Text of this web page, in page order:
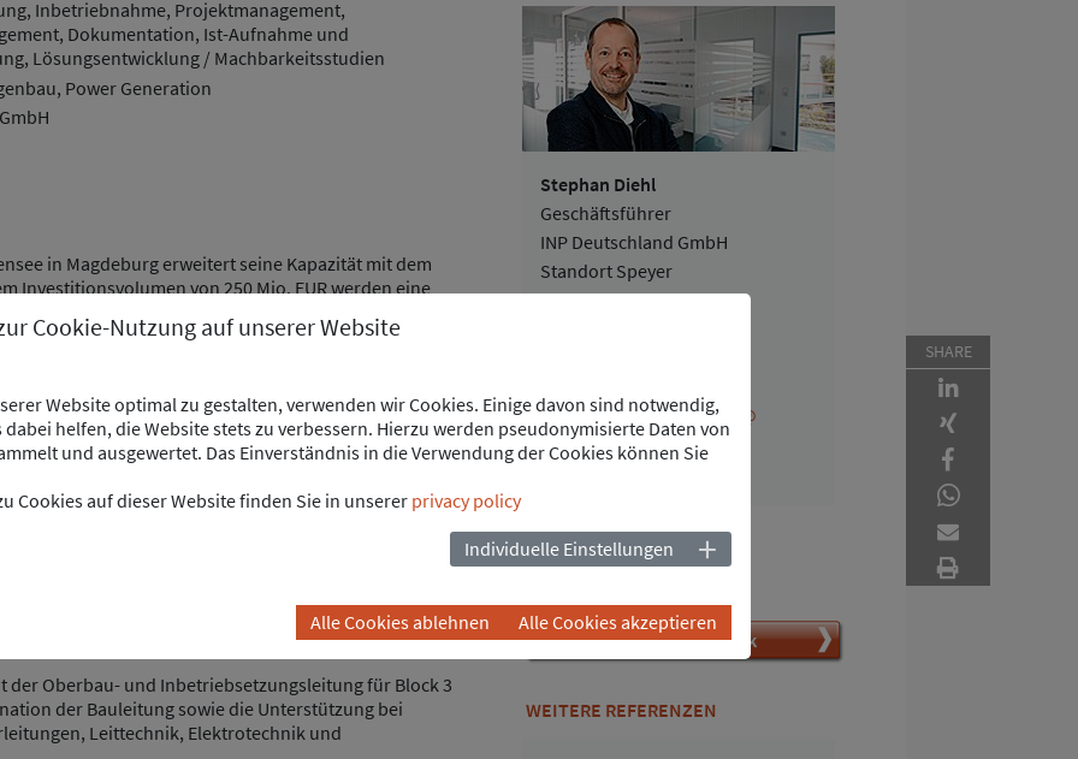
SHARE
Inbetriebnahme, Projektmanagement,
Dokumentation, Ist-Aufnahme und
Lösungsentwicklung / Machbarkeitsstudien
Power Generation
in Magdeburg erweitert seine Kapazität mit dem
Investitionsvolumen von 250 Mio. EUR werden eine
industrielle Abfälle sowie eine
Klärschlämme errichtet. Dadurch steigt die
Tonnen Abfall pro Jahr. Der neue Block 3 umfasst
für gewerbliche und industrielle Abfälle
Klärschlämmen
eine effiziente Energiegewinnung durch die
Haushalte und Unternehmen in Magdeburg mit Strom
wird ein Prozessdampf-Angebot für Industriekunden
Produktion zu fördern.
GMBH
der Oberbau- und Inbetriebsetzungsleitung für Block 3
der Bauleitung sowie die Unterstützung bei
Leittechnik, Elektrotechnik und
Stephan Diehl
Geschäftsführer
INP Deutschland GmbH
Standort Speyer
Tullastraße 51
stephan.diehl
@
inp-e.com
Drucken
INP Jobdatenbank
WEITERE REFERENZEN
Cookie-Nutzung auf unserer Website
Website optimal zu gestalten, verwenden wir Cookies. Einige davon sind notwendig,
helfen, die Website stets zu verbessern. Hierzu werden pseudonymisierte Daten von
und ausgewertet. Das Einverständnis in die Verwendung der Cookies können Sie
Cookies auf dieser Website finden Sie in unserer privacy policy
Individuelle Einstellungen
Alle Cookies ablehnen Alle Cookies akzeptieren